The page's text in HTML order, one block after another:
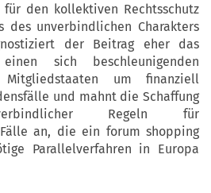
für den kollektiven Rechtsschutz
des unverbindlichen Charakters
der Beitrag eher das
sich beschleunigenden
um finanziell
und mahnt die Schaffung
Regeln für
an, die ein forum shopping
Parallelverfahren in Europa